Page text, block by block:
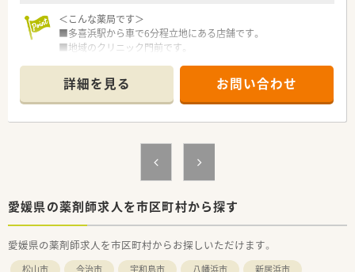
＜こんな薬局です＞
■多喜浜駅から車で6分程立地にある店舗です。
■地域のクリニック門前です。
＜業務内容＞
■調剤・監査・投薬・薬歴管理 等
■処方箋枚数60枚/日
＜こんな方におススメ＞
■地元企業で腰を据えて働きたい方
詳細を見る お問い合わせ
愛媛県の薬剤師求人を市区町村から探す
愛媛県の薬剤師求人を市区町村からお探しいただけます。